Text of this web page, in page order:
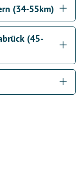
(34-55km)
(45-